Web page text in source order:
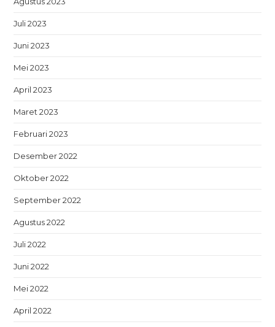
Juli 2023
Juni 2023
Mei 2023
April 2023
Maret 2023
Februari 2023
Desember 2022
Oktober 2022
September 2022
Agustus 2022
Juli 2022
Juni 2022
Mei 2022
April 2022